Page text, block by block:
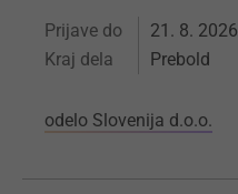
Prijave do 21. 8. 2026
Kraj dela Prebold
odelo Slovenija d.o.o.